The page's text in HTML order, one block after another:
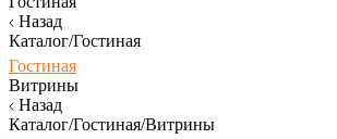
Назад
Каталог/Гостиная
Гостиная
Витрины
Назад
Каталог/Гостиная/Витрины